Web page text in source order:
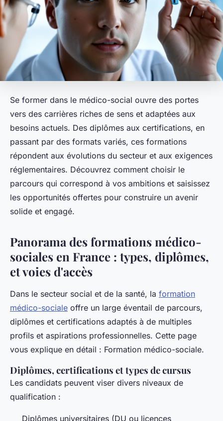
Se former dans le médico-social ouvre des portes
vers des carrières riches de sens et adaptées aux
besoins actuels. Des diplômes aux certifications, en
passant par des formats variés, ces formations
répondent aux évolutions du secteur et aux exigences
réglementaires. Découvrez comment choisir le
parcours qui correspond à vos ambitions et saisissez
les opportunités offertes pour construire un avenir
solide et engagé.
Panorama des formations médico-
sociales en France : types, diplômes,
et voies d'accès
Dans le secteur social et de la santé, la formation
médico-sociale offre un large éventail de parcours,
diplômes et certifications adaptés à de multiples
profils et aspirations professionnelles. Cette page
vous explique en détail : Formation médico-sociale.
Diplômes, certifications et types de cursus
Les candidats peuvent viser divers niveaux de
qualification :
Diplômes universitaires (DU ou licences